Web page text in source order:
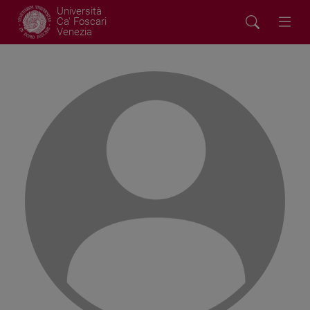
Università
Ca' Foscari
Venezia